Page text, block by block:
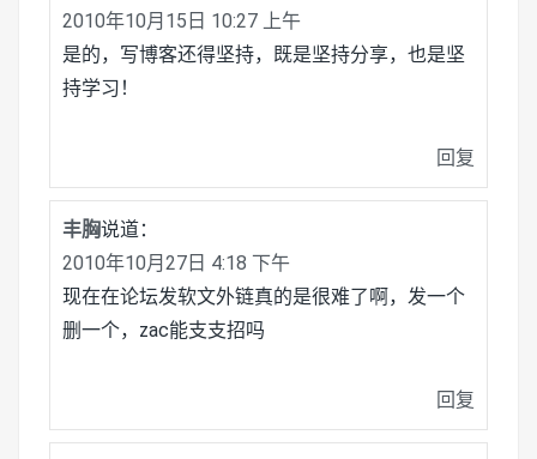
2010年10月15日 10:27 上午
是的，写博客还得坚持，既是坚持分享，也是坚
持学习！
回复
丰胸说道：
2010年10月27日 4:18 下午
现在在论坛发软文外链真的是很难了啊，发一个
删一个，zac能支支招吗
回复